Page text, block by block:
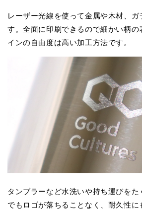
レーザー光線を使って金属や木材、ガ
す。全面に印刷できるので細かい柄
インの自由度は高い加工方法です。
タンブラーなど水洗いや持ち運びをた
でもロゴが落ちることなく、耐久性に